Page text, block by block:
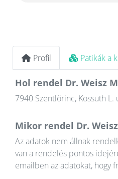
Profil Patikák a
Hol rendel Dr. Weisz
7940 Szentlőrinc, Kossuth L.
Mikor rendel Dr.
Az adatok nem állnak
van a rendelés pontos
emailben az adatokat, hogy